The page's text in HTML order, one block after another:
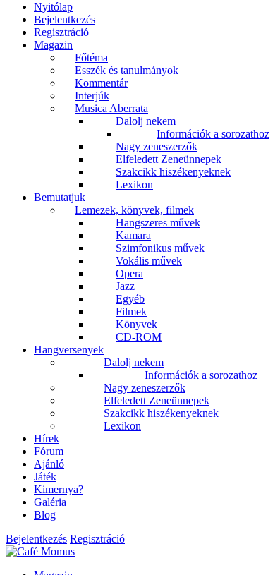
Nyitólap
Bejelentkezés
Regisztráció
Magazin
Főtéma
Esszék és tanulmányok
Kommentár
Interjúk
Musica Aberrata
Dalolj nekem
Információk a sorozathoz
Nagy zeneszerzők
Elfeledett Zeneünnepek
Szakcikk hiszékenyeknek
Lexikon
Bemutatjuk
Lemezek, könyvek, filmek
Hangszeres művek
Kamara
Szimfonikus művek
Vokális művek
Opera
Jazz
Egyéb
Filmek
Könyvek
CD-ROM
Hangversenyek
Dalolj nekem
Információk a sorozathoz
Nagy zeneszerzők
Elfeledett Zeneünnepek
Szakcikk hiszékenyeknek
Lexikon
Hírek
Fórum
Ajánló
Játék
Kimernya?
Galéria
Blog
Bejelentkezés Regisztráció